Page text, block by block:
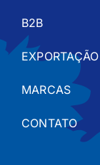
B2B
EXPORTAÇÃO
MARCAS
CONTATO